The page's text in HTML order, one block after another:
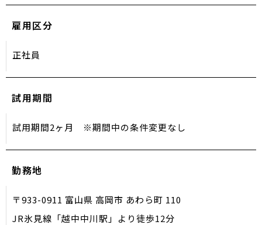
雇用区分
正社員
試用期間
試用期間2ヶ月 ※期間中の条件変更なし
勤務地
〒933-0911 富山県 高岡市 あわら町 110
JR氷見線「越中中川駅」より徒歩12分